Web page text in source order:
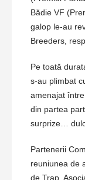
Bădie VF
galop le-au
Breeders,
Pe toată
s-au plimbat
amenajat
din partea
surprize…
Partenerii
reuniunea de
de Trap,